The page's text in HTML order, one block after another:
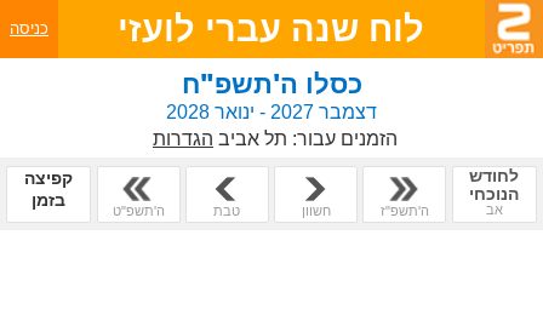
לוח שנה עברי לועזי כניסה
כסלו ה'תשפ"ח
דצמבר 2027 - ינואר 2028
הזמנים עבור: תל אביב הגדרות
לחודש
הנוכחי
אב ה'תשפ"ז חשוון טבת ה'תשפ"ט
קפיצה
בזמן